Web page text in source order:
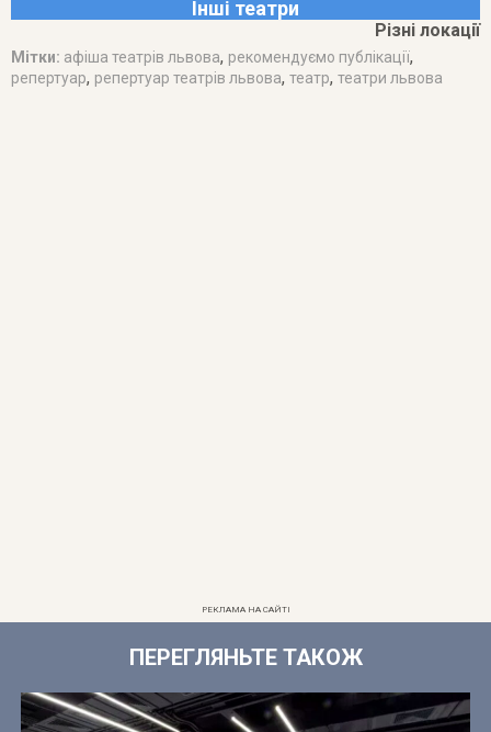
Інші театри
Різні локації
Мітки: афіша театрів львова, рекомендуємо публікації,
репертуар, репертуар театрів львова, театр, театри львова
РЕКЛАМА НА САЙТІ
ПЕРЕГЛЯНЬТЕ ТАКОЖ